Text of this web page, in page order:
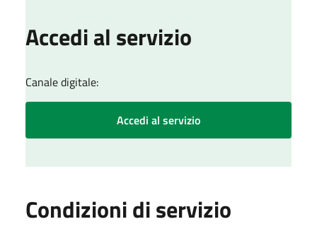
Accedi al servizio
Canale digitale:
Accedi al servizio
Condizioni di servizio